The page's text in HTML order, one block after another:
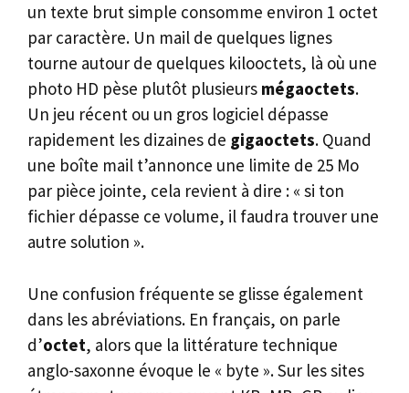
un texte brut simple consomme environ 1 octet
par caractère. Un mail de quelques lignes
tourne autour de quelques kilooctets, là où une
photo HD pèse plutôt plusieurs mégaoctets.
Un jeu récent ou un gros logiciel dépasse
rapidement les dizaines de gigaoctets. Quand
une boîte mail t’annonce une limite de 25 Mo
par pièce jointe, cela revient à dire : « si ton
fichier dépasse ce volume, il faudra trouver une
autre solution ».
Une confusion fréquente se glisse également
dans les abréviations. En français, on parle
d’octet, alors que la littérature technique
anglo-saxonne évoque le « byte ». Sur les sites